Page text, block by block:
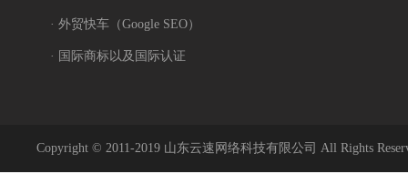
· 外贸快车（Google SEO）
· 国际商标以及国际认证
Copyright © 2011-2019 山东云速网络科技有限公司 All Rights